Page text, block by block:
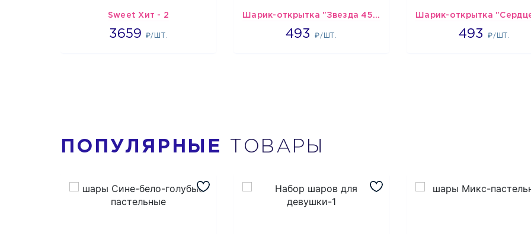
Sweet Хит - 2
3659 ₽/ШТ.
3659 Шарик-открытка "Звезда 45 см" №1
493₽/ШТ.
493
493₽/ШТ.
493
ПОПУЛЯРНЫЕ ТОВАРЫ